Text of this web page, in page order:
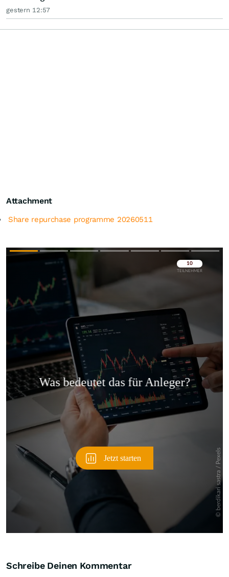
gestern 12:57
Attachment
Share repurchase programme 20260511
Überspringen
Schreibe Deinen Kommentar